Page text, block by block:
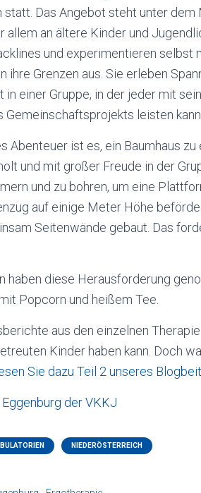
Das Angebot steht unter dem
allem an ältere Kinder und
und experimentieren selbst
ihre Grenzen aus. Sie erleben
in einer Gruppe, in der jeder mit
Gemeinschaftsprojekts leisten kann.
Abenteuer ist es, ein Baumhaus
und mit großer Freude in der
und zu bohren, um eine
auf einige Meter Höhe
Seitenwände gebaut. Das
haben diese Herausforderung
Popcorn und heißem Tee.
aus den einzelnen
Kinder haben kann. Doch
Sie dazu Teil 2 unseres
der VKKJ
NIEDERÖSTERREICH